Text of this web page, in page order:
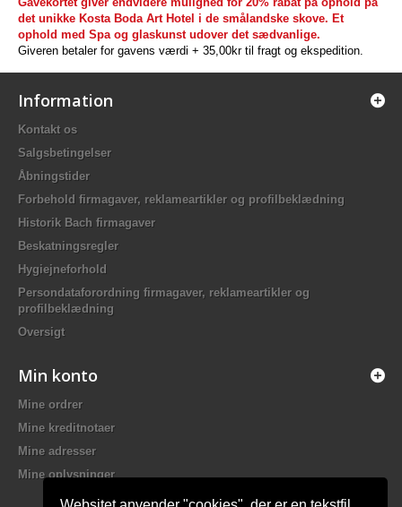
det unikke Kosta Boda Art Hotel i de smålandske skove. Et
ophold med Spa og glaskunst udover det sædvanlige.
Giveren betaler for gavens værdi + 35,00kr til fragt og ekspedition.
Information
Kontakt os
Salgsbetingelser
Åbningstider
Forbehold firmagaver, reklameartikler og profilbeklædning
Historik Bach firmagaver
Beskatningsregler
Hygiejneforhold
Persondataforordning firmagaver, reklameartikler og
profilbeklædning
Oversigt
Min konto
Mine ordrer
Mine kreditnotaer
Mine adresser
Mine oplysninger